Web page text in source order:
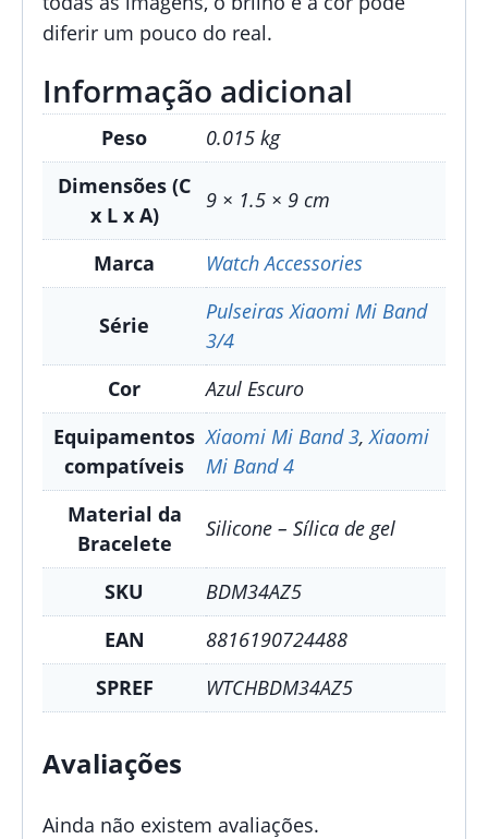
diferir um pouco do real.
Informação adicional
Peso
0.015 kg
Dimensões (C
x L x A)
9 × 1.5 × 9 cm
Marca Watch Accessories
Série
Pulseiras Xiaomi Mi Band
3/4
Cor
Azul Escuro
Equipamentos
compatíveis
Xiaomi Mi Band 3, Xiaomi
Mi Band 4
Material da
Bracelete
Silicone – Sílica de gel
SKU
BDM34AZ5
EAN
8816190724488
SPREF
WTCHBDM34AZ5
Avaliações
Ainda não existem avaliações.